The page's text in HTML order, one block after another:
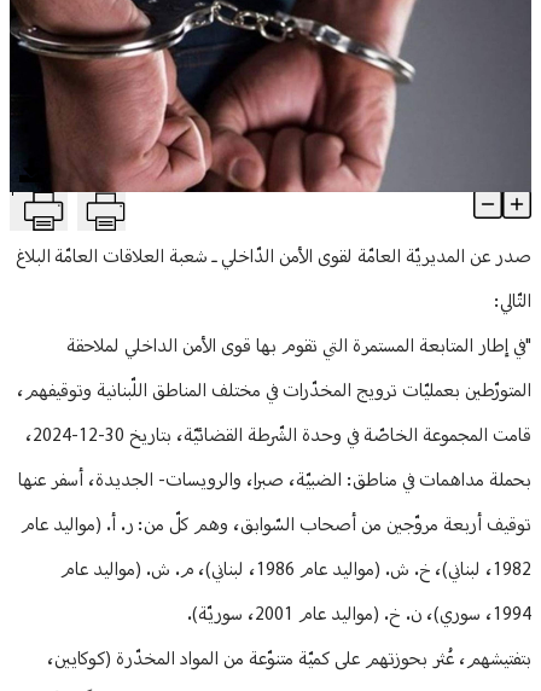
ثقافة ومجتمع
توقيف 4 مروجي مخدّرات.. وهذا ما عُثر عليه بحوزتهم T
Article Content
صدر عن المديريّة العامّة لقوى الأمن الدّاخلي ـ شعبة العلاقات العامّة البلاغ
التّالي:
"في إطار المتابعة المستمرة التي تقوم بها قوى الأمن الداخلي لملاحقة
المتورّطين بعمليّات ترويج المخدّرات في مختلف المناطق اللّبنانية وتوقيفهم،
‏قامت المجموعة الخاصّة في وحدة الشّرطة القضائيّة، بتاريخ 30-12-2024،
بحملة مداهمات في مناطق: الضبيّة، صبرا، والرويسات- الجديدة، أسفر عنها
توقيف أربعة مروّجين من أصحاب السّوابق، وهم كلّ من: ر. أ. (مواليد عام
1982، لبناني)، خ. ش. (مواليد عام 1986، لبناني)، م. ش. (مواليد عام
1994، سوري)، ن. خ. (مواليد عام 2001، سوريّة).
بتفتيشهم، عُثر بحوزتهم على كميّة متنوّعة من المواد المخدّرة (كوكايين،